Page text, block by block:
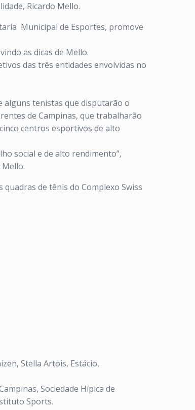
Ricardo Mello.
Municipal de Esportes, promove
as dicas de Mello.
das três entidades envolvidas no
alguns tenistas que disputarão o
de Campinas, que trabalharão
centros esportivos de alto
social e de alto rendimento”,
de tênis do Complexo Swiss
Stella Artois, Estácio,
Sociedade Hípica de
Sports.